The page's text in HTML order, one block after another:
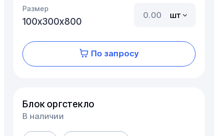
Размер
100х300х800
шт
По запросу
Блок оргстекло
В наличии